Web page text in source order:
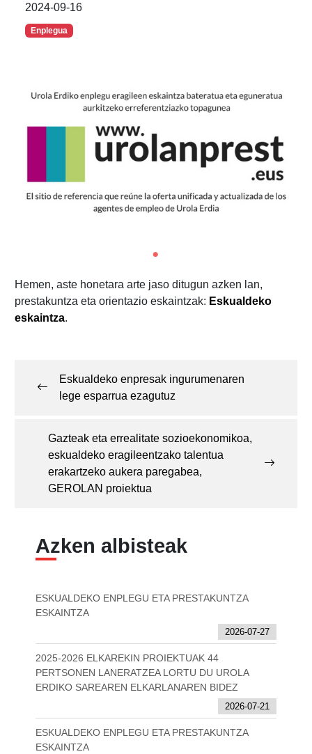
2024-09-16
Enplegua
Hemen, aste honetara arte jaso ditugun azken lan,
prestakuntza eta orientazio eskaintzak: Eskualdeko
eskaintza.
Eskualdeko enpresak ingurumenaren
lege esparrua ezagutuz
Gazteak eta errealitate sozioekonomikoa,
eskualdeko eragileentzako talentua
erakartzeko aukera paregabea,
GEROLAN proiektua
Azken albisteak
ESKUALDEKO ENPLEGU ETA PRESTAKUNTZA
ESKAINTZA
2026-07-27
2025-2026 ELKAREKIN PROIEKTUAK 44
PERTSONEN LANERATZEA LORTU DU UROLA
ERDIKO SAREAREN ELKARLANAREN BIDEZ
2026-07-21
ESKUALDEKO ENPLEGU ETA PRESTAKUNTZA
ESKAINTZA